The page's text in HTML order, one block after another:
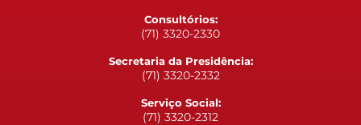
Consultórios:
(71) 3320-2330
Secretaria da Presidência:
(71) 3320-2332
Serviço Social:
(71) 3320-2312